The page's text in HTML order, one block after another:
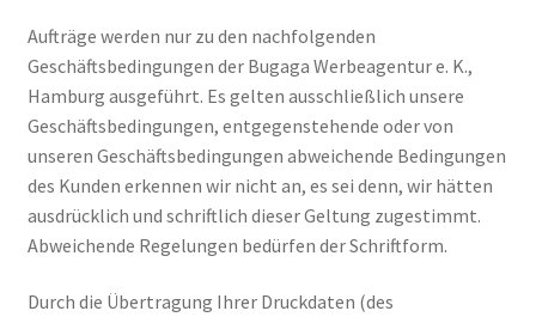
Aufträge werden nur zu den nachfolgenden
Geschäftsbedingungen der Bugaga Werbeagentur e. K.,
Hamburg ausgeführt. Es gelten ausschließlich unsere
Geschäftsbedingungen, entgegenstehende oder von
unseren Geschäftsbedingungen abweichende Bedingungen
des Kunden erkennen wir nicht an, es sei denn, wir hätten
ausdrücklich und schriftlich dieser Geltung zugestimmt.
Abweichende Regelungen bedürfen der Schriftform.
Durch die Übertragung Ihrer Druckdaten (des